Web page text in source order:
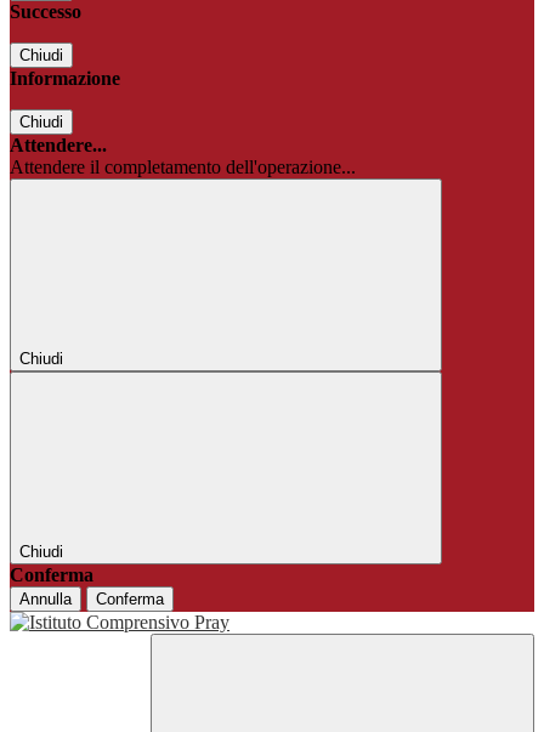
Successo
Chiudi
Informazione
Chiudi
Attendere...
Attendere il completamento dell'operazione...
Chiudi
Chiudi
Conferma
Annulla Conferma